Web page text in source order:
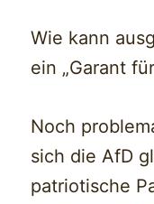
Wie kann
ein „Garant
Noch
sich die AfD
patriotische